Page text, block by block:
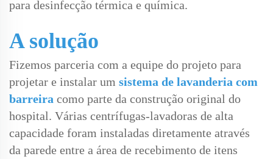
para desinfecção térmica e química.
A solução
Fizemos parceria com a equipe do projeto para
projetar e instalar um sistema de lavanderia com
barreira como parte da construção original do
hospital. Várias centrífugas-lavadoras de alta
capacidade foram instaladas diretamente através
da parede entre a área de recebimento de itens